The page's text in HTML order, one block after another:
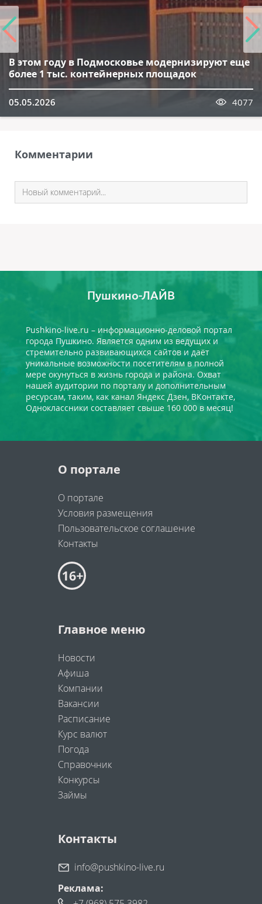
В этом году в Подмосковье модернизируют еще
более 1 тыс. контейнерных площадок
05.05.2026 4077
Комментарии
Пушкино-ЛАЙВ
Pushkino-live.ru – информационно-деловой портал
города Пушкино. Является одним из ведущих и
стремительно развивающихся сайтов и даёт
уникальные возможности посетителям в полной
мере окунуться в жизнь города и района. Охват
нашей аудитории по порталу и дополнительным
ресурсам, таким, как канал Яндекс Дзен, ВКонтакте,
Одноклассники составляет свыше 160 000 в месяц!
О портале
О портале
Условия размещения
Пользовательское соглашение
Контакты
Главное меню
Новости
Афиша
Компании
Вакансии
Расписание
Курс валют
Погода
Справочник
Конкурсы
Займы
Контакты
info@pushkino-live.ru
Реклама: